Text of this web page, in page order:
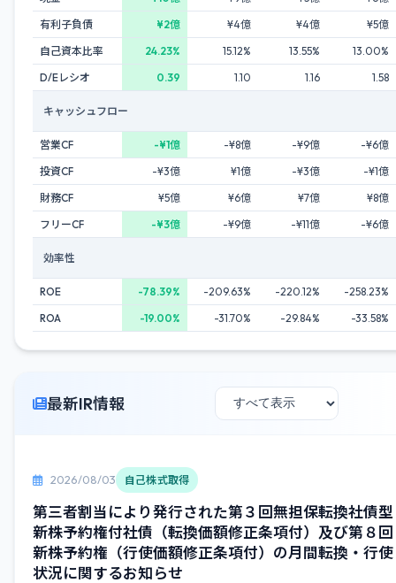
有利子負債
¥2億 ¥4億 ¥4億
¥5億
自己資本比率
24.23% 15.12% 13.55%
13.00%
D/Eレシオ
0.39 1.10 1.16 1.58
キャッシュフロー
営業CF -¥1億 -¥8億 -¥9億
-¥6億
投資CF
-¥3億 ¥1億 -¥3億
-¥1億
財務CF
¥5億 ¥6億 ¥7億
¥8億
フリーCF
-¥3億 -¥9億 -¥11億 -¥6億
効率性
ROE -78.39% -209.63% -220.12%
-258.23%
ROA
-19.00% -31.70% -29.84% -33.58%
最新IR情報
2026/08/03 自己株式取得
第三者割当により発行された第３回無担保転換社債型
新株予約権付社債（転換価額修正条項付）及び第８回
新株予約権（行使価額修正条項付）の月間転換・行使
状況に関するお知らせ